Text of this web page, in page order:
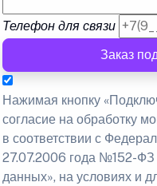
Телефон для связи
Заказ
Нажимая кнопку
согласие на обработку
в соответствии с
27.07.2006 года №152-
данных», на условиях и